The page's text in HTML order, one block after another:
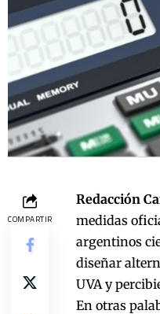
COMPARTIR
Redacción
medidas
argentinos
diseñar
UVA y
En otras